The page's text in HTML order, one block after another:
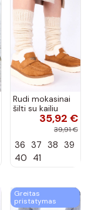
Rudi mokasinai
šilti su kailiu
35,92 €
39,91 €
36 37 38 39
40 41
Greitas
pristatymas